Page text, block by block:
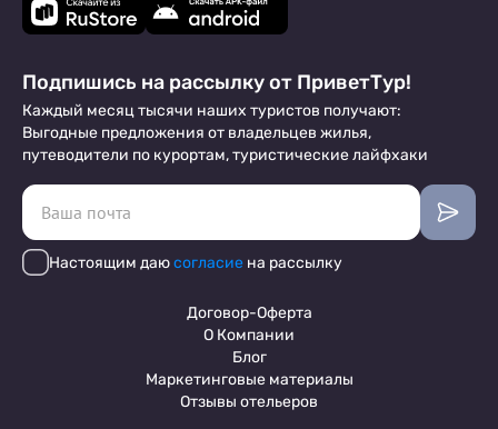
Подпишись на рассылку от ПриветТур!
Каждый месяц тысячи наших туристов получают:
Выгодные предложения от владельцев жилья,
путеводители по курортам, туристические лайфхаки
Настоящим даюсогласие на рассылку
Договор-Оферта
О Компании
Блог
Маркетинговые материалы
Отзывы отельеров